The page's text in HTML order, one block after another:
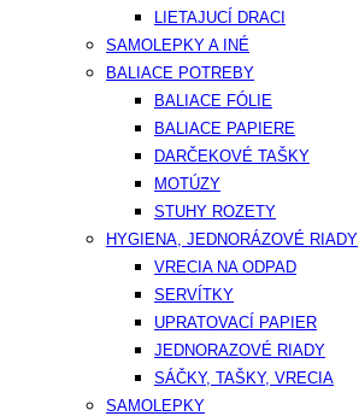
LIETAJUCÍ DRACI
SAMOLEPKY A INÉ
BALIACE POTREBY
BALIACE FÓLIE
BALIACE PAPIERE
DARČEKOVÉ TAŠKY
MOTÚZY
STUHY ROZETY
HYGIENA, JEDNORÁZOVÉ RIADY
VRECIA NA ODPAD
SERVÍTKY
UPRATOVACÍ PAPIER
JEDNORAZOVÉ RIADY
SÁČKY, TAŠKY, VRECIA
SAMOLEPKY